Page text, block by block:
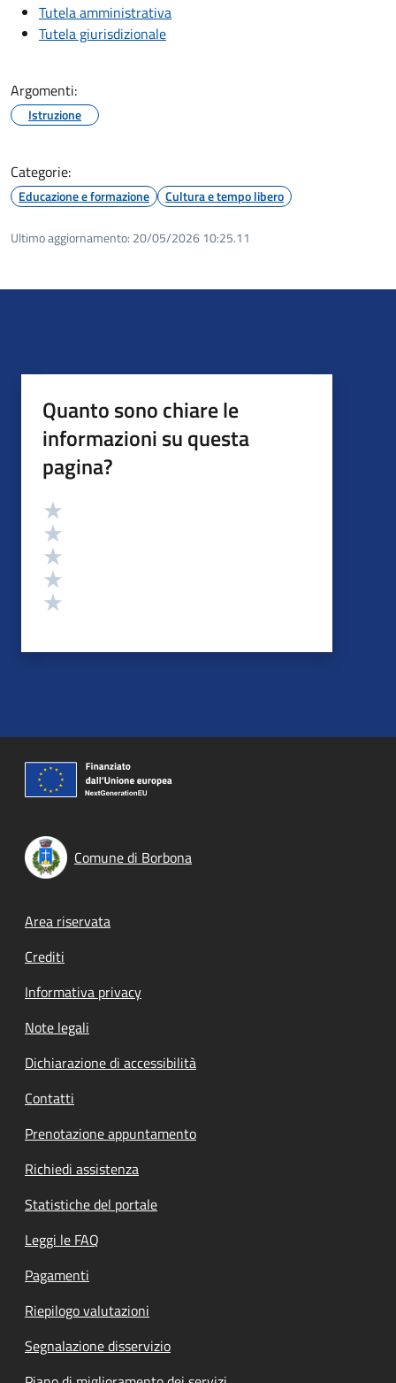
Tutela amministrativa
Tutela giurisdizionale
Argomenti:
Istruzione
Categorie:
Educazione e formazione Cultura e tempo libero
Ultimo aggiornamento: 20/05/2026 10:25.11
Quanto sono chiare le
informazioni su questa
pagina?
Valutazione
Comune di Borbona
Footer menu
Area riservata
Crediti
Informativa privacy
Note legali
Dichiarazione di accessibilità
Contatti
Prenotazione appuntamento
Richiedi assistenza
Statistiche del portale
Leggi le FAQ
Pagamenti
Riepilogo valutazioni
Segnalazione disservizio